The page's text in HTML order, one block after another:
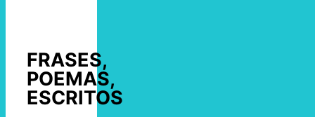
FRASES,
POEMAS,
ESCRITOS